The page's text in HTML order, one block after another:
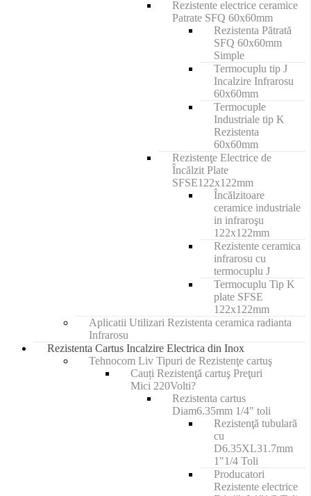
Rezistente electrice ceramice
Patrate SFQ 60x60mm
Rezistenta Pătrată
SFQ 60x60mm
Simple
Termocuplu tip J
Incalzire Infrarosu
60x60mm
Termocuple
Industriale tip K
Rezistenta
60x60mm
Rezistenţe Electrice de
Încălzit Plate
SFSE122x122mm
Încălzitoare
ceramice industriale
in infraroşu
122x122mm
Rezistente ceramica
infrarosu cu
termocuplu J
Termocuplu Tip K
plate SFSE
122x122mm
Aplicatii Utilizari Rezistenta ceramica radianta
Infrarosu
Rezistenta Cartus Incalzire Electrica din Inox
Tehnocom Liv Tipuri de Rezistenţe cartuş
Cauți Rezistenţă cartuş Preţuri
Mici 220Volti?
Rezistenta cartus
Diam6.35mm 1/4" toli
Rezistenţă tubulară
cu
D6.35XL31.7mm
1"1/4 Toli
Producatori
Rezistente electrice